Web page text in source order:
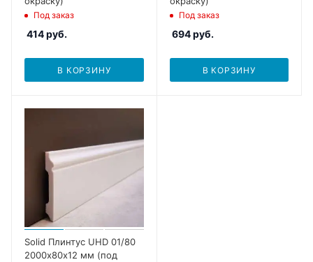
Под заказ
414руб.
В КОРЗИНУ
Под заказ
694руб.
В КОРЗИНУ
Solid Плинтус UHD 01/80
2000х80х12 мм (под